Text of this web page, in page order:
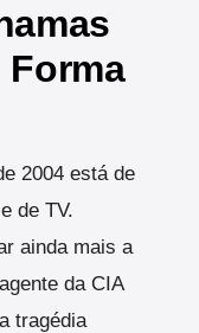
Forma
2004 está de
de TV.
ainda mais a
da CIA
tragédia